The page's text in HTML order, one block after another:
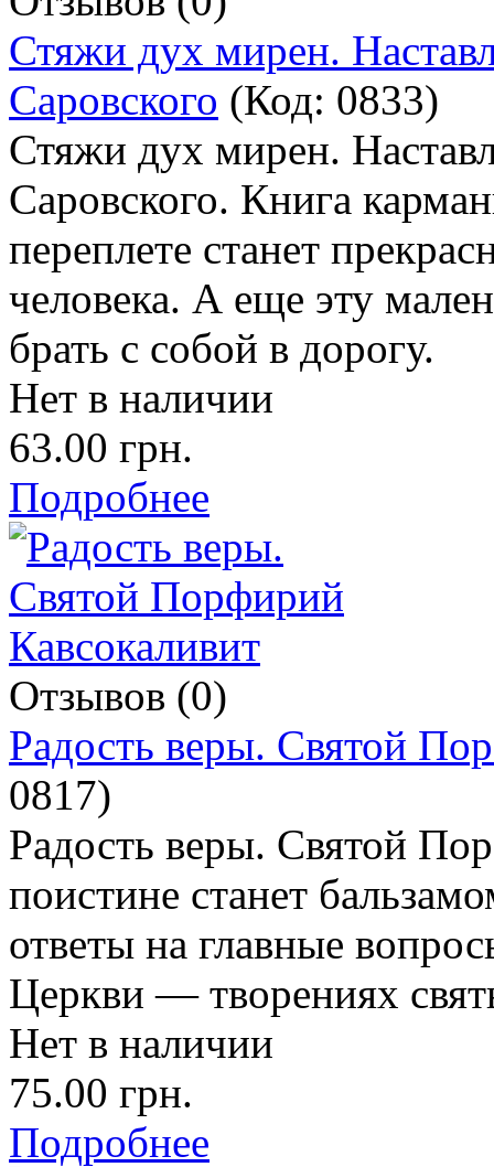
Стяжи дух мирен.
Саровского (Код: 0833)
Стяжи дух мирен.
Саровского. Книга
переплете станет
человека. А еще эту
брать с собой в дорогу.
Нет в наличии
63.00 грн.
Подробнее
Отзывов (0)
Радость веры. Святой
0817)
Радость веры. Святой
поистине станет
ответы на главные
Церкви — творениях
Нет в наличии
75.00 грн.
Подробнее